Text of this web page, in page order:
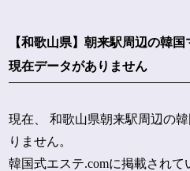
【和歌山県】朝来駅周辺の韓
現在データがありません
現在、 和歌山県朝来駅周辺の
りません。
韓国式エステ.comに掲載され